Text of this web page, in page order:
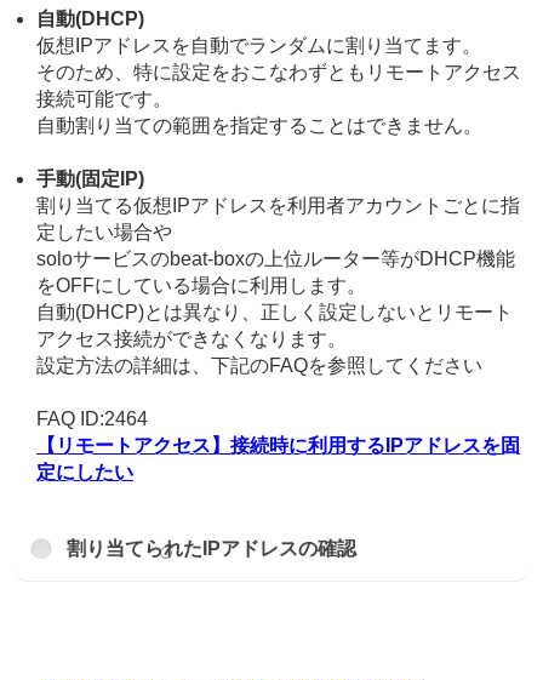
自動(DHCP)
仮想IPアドレスを自動でランダムに割り当てます。
そのため、特に設定をおこなわずともリモートアクセス
接続可能です。
自動割り当ての範囲を指定することはできません。
手動(固定IP)
割り当てる仮想IPアドレスを利用者アカウントごとに指
定したい場合や
soloサービスのbeat-boxの上位ルーター等がDHCP機能
をOFFにしている場合に利用します。
自動(DHCP)とは異なり、正しく設定しないとリモート
アクセス接続ができなくなります。
設定方法の詳細は、下記のFAQを参照してください
FAQ ID:2464
【リモートアクセス】接続時に利用するIPアドレスを固
定にしたい
割り当てられたIPアドレスの確認